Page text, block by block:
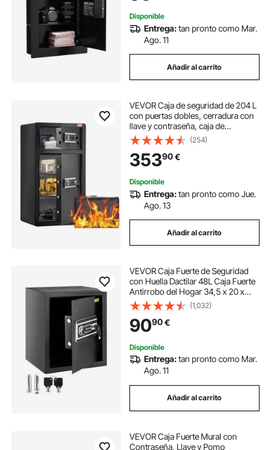
Disponible
Entrega:tan pronto como Mar.
Ago. 11
Añadir al carrito
VEVOR Caja de seguridad de 204 L
con puertas dobles, cerradura con
llave y contraseña, caja de
seguridad con bolsa ignífuga,
estante para llaves, luz LED y 2
divisores ajustables y extraíbles en
altura para dinero, documentos,
joyas y objetos de valor, color
negro
(254)
35390€
Disponible
Entrega:tan pronto como Jue.
Ago. 13
Añadir al carrito
VEVOR Caja Fuerte de Seguridad
con Huella Dactilar 48L Caja Fuerte
Antirrobo del Hogar 34,5 x 20 x
39,5 cm Huella Digital Contraseña
Llave WiFi Abierto del Hotel de
Oficina en Casa Caja de Seguridad
(1,032)
9090€
Disponible
Entrega:tan pronto como Mar.
Ago. 11
Añadir al carrito
VEVOR Caja Fuerte Mural con
Contraseña, Llave y Pomo